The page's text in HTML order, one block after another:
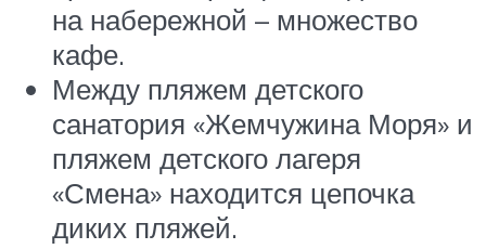
на набережной – множество
кафе.
Между пляжем детского
санатория «Жемчужина Моря» и
пляжем детского лагеря
«Смена» находится цепочка
диких пляжей.